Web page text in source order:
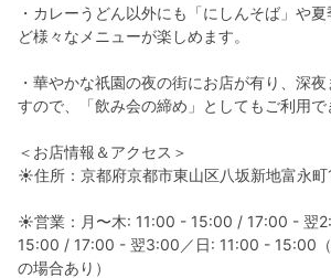
・カレーうどん以外にも「にしんそば」や
ど様々なメニューが楽しめます。
・華やかな祇園の夜の街にお店が有り、深
すので、「飲み会の締め」としてもご利用
＜お店情報＆アクセス＞
☀︎住所：京都府京都市東山区八坂新地富永
☀︎営業：月〜木: 11:00 - 15:00 / 17:00 - 翌
15:00 / 17:00 - 翌3:00／日: 11:00 - 15:00
の場合あり）